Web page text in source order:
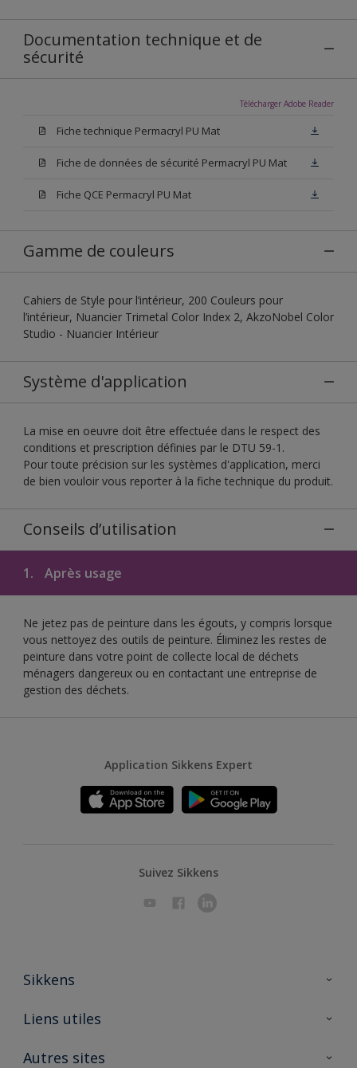
Documentation technique et de
sécurité
Télécharger Adobe Reader
Fiche technique Permacryl PU Mat
Fiche de données de sécurité Permacryl PU Mat
Fiche QCE Permacryl PU Mat
Gamme de couleurs
Cahiers de Style pour l’intérieur, 200 Couleurs pour
l’intérieur, Nuancier Trimetal Color Index 2, AkzoNobel Color
Studio - Nuancier Intérieur
Système d'application
La mise en oeuvre doit être effectuée dans le respect des
conditions et prescription définies par le DTU 59-1.
Pour toute précision sur les systèmes d'application, merci
de bien vouloir vous reporter à la fiche technique du produit.
Conseils d’utilisation
1. Après usage
Ne jetez pas de peinture dans les égouts, y compris lorsque
vous nettoyez des outils de peinture. Éliminez les restes de
peinture dans votre point de collecte local de déchets
ménagers dangereux ou en contactant une entreprise de
gestion des déchets.
Application Sikkens Expert
Suivez Sikkens
Sikkens
A propos de Sikkens
Liens utiles
Ouvrir un magasin PASS
Autres sites